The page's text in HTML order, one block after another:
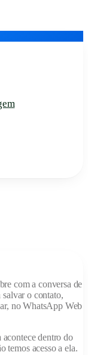
com a conversa de
salvar o contato,
no WhatsApp Web
acontece dentro do
temos acesso a ela.